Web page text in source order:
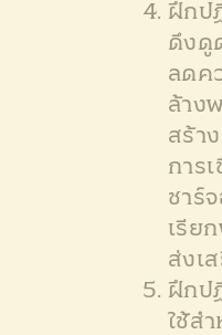
ฝึกป
ดึงดู
ลดค
ล้าง
สร้า
การ
ชาร์
เรีย
ส่งเ
ฝึกป
ใช้ส